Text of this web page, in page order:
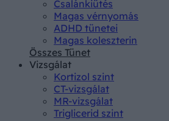
Csalánkiütés
Magas vérnyomás
ADHD tünetei
Magas koleszterin
Összes Tünet
Vizsgálat
Kortizol szint
CT-vizsgálat
MR-vizsgálat
Triglicerid szint